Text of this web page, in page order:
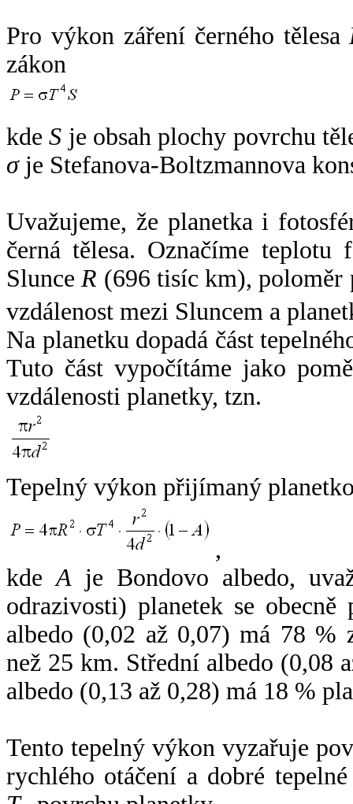
Pro výkon záření černého tělesa
zákon
kdeS je obsah plochy povrchu
σje Stefanova-Boltzmannova
Uvažujeme, že planetka i
černá tělesa. Označíme
SlunceR (696 tisíc km),
vzdálenost mezi Sluncem a
Na planetku dopadá část
Tuto část vypočítáme jako
vzdálenosti planetky, tzn.
Tepelný výkon přijímaný
,
kdeA je Bondovo albedo,
odrazivosti) planetek se
albedo (0,02 až 0,07) má 78 %
než 25 km. Střední albedo (0,08
albedo (0,13 až 0,28) má 18 %
Tento tepelný výkon vyzařuje
rychlého otáčení a dobré